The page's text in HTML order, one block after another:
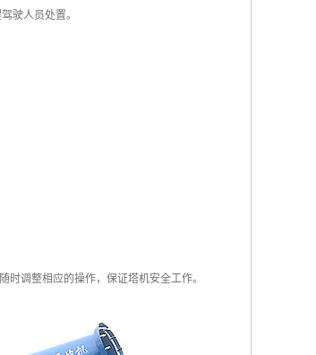
驶人员处置。
调整相应的操作，保证塔机安全工作。